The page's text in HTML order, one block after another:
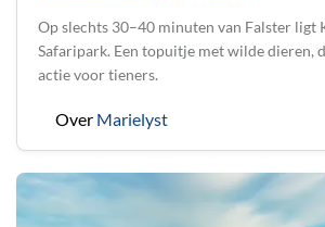
Op slechts 30–40 minuten van Falster ligt
Safaripark. Een topuitje met wilde dieren,
actie voor tieners.
Over Marielyst